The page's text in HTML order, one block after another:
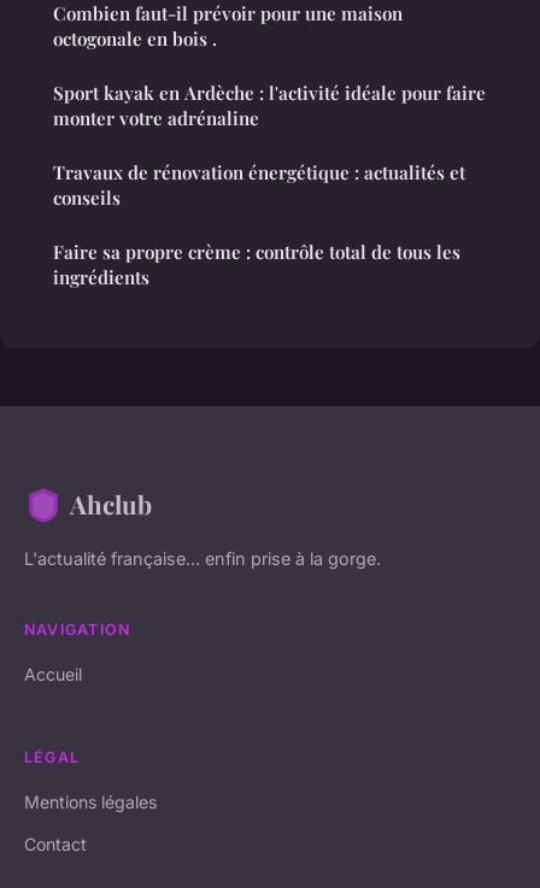
Combien faut-il prévoir pour une maison
octogonale en bois .
Sport kayak en Ardèche : l'activité idéale pour faire
monter votre adrénaline
Travaux de rénovation énergétique : actualités et
conseils
Faire sa propre crème : contrôle total de tous les
ingrédients
Ahclub
L'actualité française... enfin prise à la gorge.
NAVIGATION
Accueil
LÉGAL
Mentions légales
Contact